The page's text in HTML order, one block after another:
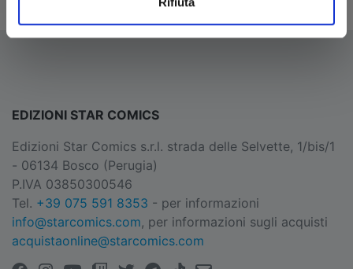
EDIZIONI STAR COMICS
Edizioni Star Comics s.r.l. strada delle Selvette, 1/bis/1
- 06134 Bosco (Perugia)
P.IVA 03850300546
Tel. +39 075 591 8353 - per informazioni
info@starcomics.com, per informazioni sugli acquisti
acquistaonline@starcomics.com